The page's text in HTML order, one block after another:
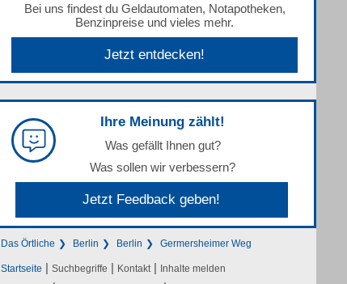
Bei uns findest du Geldautomaten, Notapotheken,
Benzinpreise und vieles mehr.
Jetzt entdecken!
Ihre Meinung zählt!
Was gefällt Ihnen gut?
Was sollen wir verbessern?
Jetzt Feedback geben!
Das Örtliche Berlin Berlin Germersheimer Weg
Startseite | Suchbegriffe | Kontakt | Inhalte melden